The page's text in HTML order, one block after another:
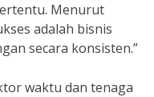
Menurut
adalah bisnis
secara konsisten.”
waktu dan tenaga